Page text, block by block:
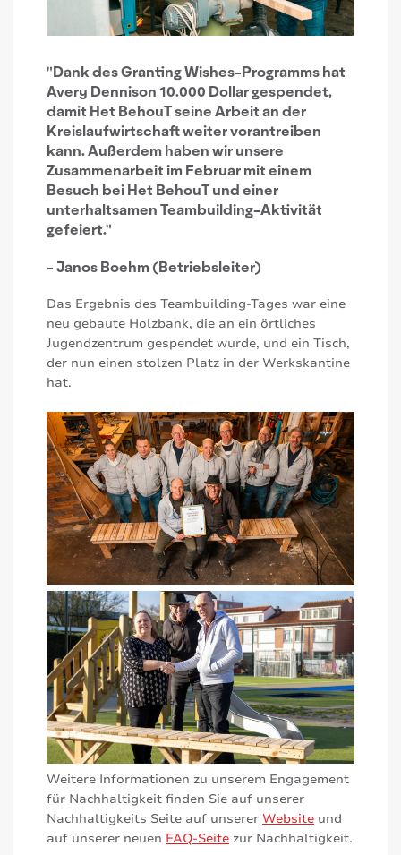
"Dank des Granting Wishes-Programms hat
Avery Dennison 10.000 Dollar gespendet,
damit Het BehouT seine Arbeit an der
Kreislaufwirtschaft weiter vorantreiben
kann. Außerdem haben wir unsere
Zusammenarbeit im Februar mit einem
Besuch bei Het BehouT und einer
unterhaltsamen Teambuilding-Aktivität
gefeiert."
- Janos Boehm (Betriebsleiter)
Das Ergebnis des Teambuilding-Tages war eine
neu gebaute Holzbank, die an ein örtliches
Jugendzentrum gespendet wurde, und ein Tisch,
der nun einen stolzen Platz in der Werkskantine
hat.
Weitere Informationen zu unserem Engagement
für Nachhaltigkeit finden Sie auf unserer
Nachhaltigkeits Seite auf unserer Website und
auf unserer neuen FAQ-Seite zur Nachhaltigkeit.